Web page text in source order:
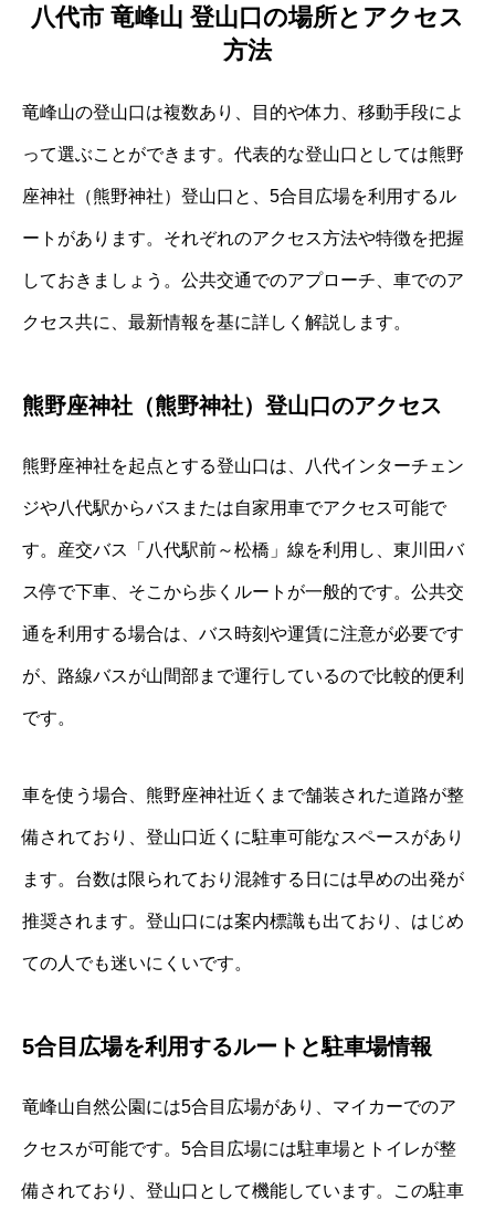
八代市 竜峰山 登山口の場所とアクセス
方法
竜峰山の登山口は複数あり、目的や体力、移動手段によ
って選ぶことができます。代表的な登山口としては熊野
座神社（熊野神社）登山口と、5合目広場を利用するル
ートがあります。それぞれのアクセス方法や特徴を把握
しておきましょう。公共交通でのアプローチ、車でのア
クセス共に、最新情報を基に詳しく解説します。
熊野座神社（熊野神社）登山口のアクセス
熊野座神社を起点とする登山口は、八代インターチェン
ジや八代駅からバスまたは自家用車でアクセス可能で
す。産交バス「八代駅前～松橋」線を利用し、東川田バ
ス停で下車、そこから歩くルートが一般的です。公共交
通を利用する場合は、バス時刻や運賃に注意が必要です
が、路線バスが山間部まで運行しているので比較的便利
です。
車を使う場合、熊野座神社近くまで舗装された道路が整
備されており、登山口近くに駐車可能なスペースがあり
ます。台数は限られており混雑する日には早めの出発が
推奨されます。登山口には案内標識も出ており、はじめ
ての人でも迷いにくいです。
5合目広場を利用するルートと駐車場情報
竜峰山自然公園には5合目広場があり、マイカーでのア
クセスが可能です。5合目広場には駐車場とトイレが整
備されており、登山口として機能しています。この駐車